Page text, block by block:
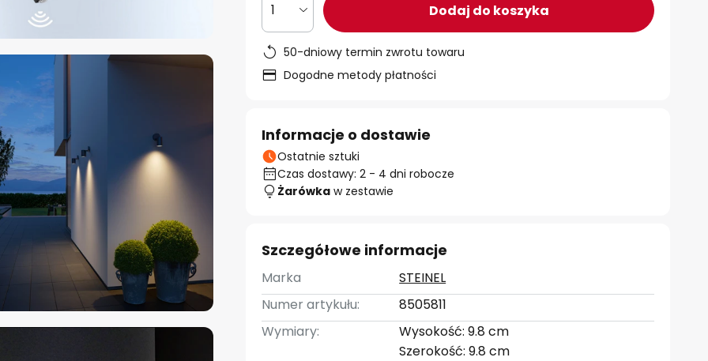
1 Dodaj do koszyka
50-dniowy termin zwrotu towaru
Dogodne metody płatności
Informacje o dostawie
Ostatnie sztuki
Czas dostawy: 2 - 4 dni robocze
Żarówka w zestawie
Szczegółowe informacje
Marka
STEINEL
Numer artykułu:
8505811
Wymiary:
Wysokość: 9.8 cm
Szerokość: 9.8 cm